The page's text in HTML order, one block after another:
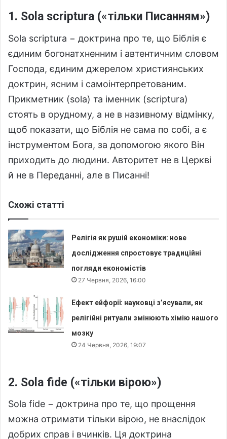
1. Sola scriptura («тільки Писанням»)
Sola scriptura − доктрина про те, що Біблія є
єдиним богонатхненним і автентичним словом
Господа, єдиним джерелом християнських
доктрин, ясним і самоінтерпретованим.
Прикметник (sola) та іменник (scriptura)
стоять в орудному, а не в називному відмінку,
щоб показати, що Біблія не сама по собі, а є
інструментом Бога, за допомогою якого Він
приходить до людини. Авторитет не в Церкві
й не в Переданні, але в Писанні!
Схожі статті
Релігія як рушій економіки: нове
дослідження спростовує традиційні
погляди економістів
27 Червня, 2026, 16:00
Ефект ейфорії: науковці з’ясували, як
релігійні ритуали змінюють хімію нашого
мозку
24 Червня, 2026, 19:07
2. Sola fide («тільки вірою»)
Sola fide − доктрина про те, що прощення
можна отримати тільки вірою, не внаслідок
добрих справ і вчинків. Ця доктрина